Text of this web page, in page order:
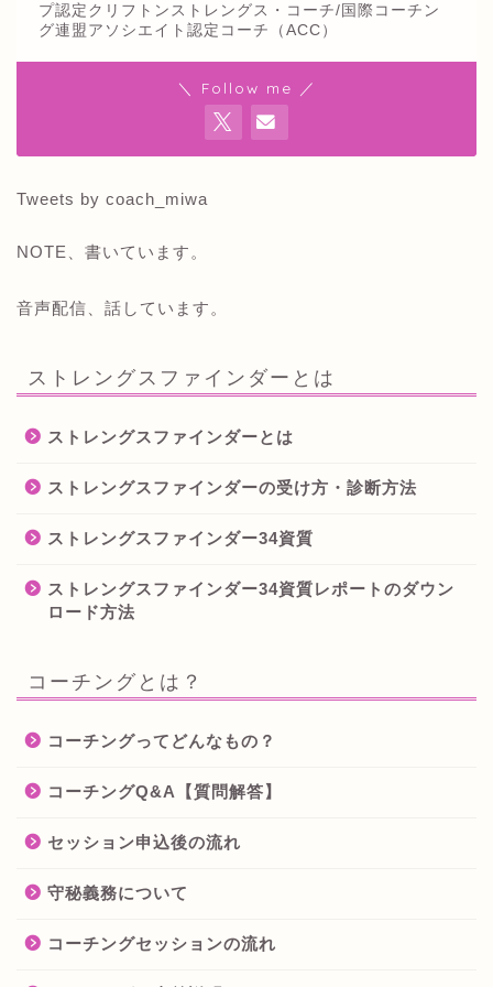
プ認定クリフトンストレングス・コーチ/国際コーチン
グ連盟アソシエイト認定コーチ（ACC）
＼ Follow me ／
Tweets by coach_miwa
NOTE、書いています。
音声配信、話しています。
ストレングスファインダーとは
ストレングスファインダーとは
ストレングスファインダーの受け方・診断方法
ストレングスファインダー34資質
ストレングスファインダー34資質レポートのダウン
ロード方法
コーチングとは？
コーチングってどんなもの？
コーチングQ&A【質問解答】
セッション申込後の流れ
守秘義務について
コーチングセッションの流れ